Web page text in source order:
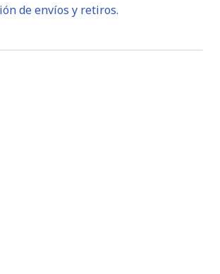
de envíos y retiros.